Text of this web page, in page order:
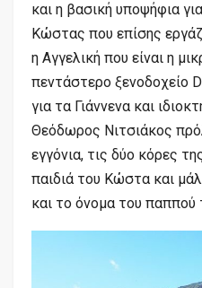
και η βασική υποψήφια
Κώστας που επίσης
η Αγγελική που είναι η
πεντάστερο ξενοδοχείο
για τα Γιάννενα και
Θεόδωρος Νιτσιάκος
εγγόνια, τις δύο κόρες
παιδιά του Κώστα και
και το όνομα του παππού